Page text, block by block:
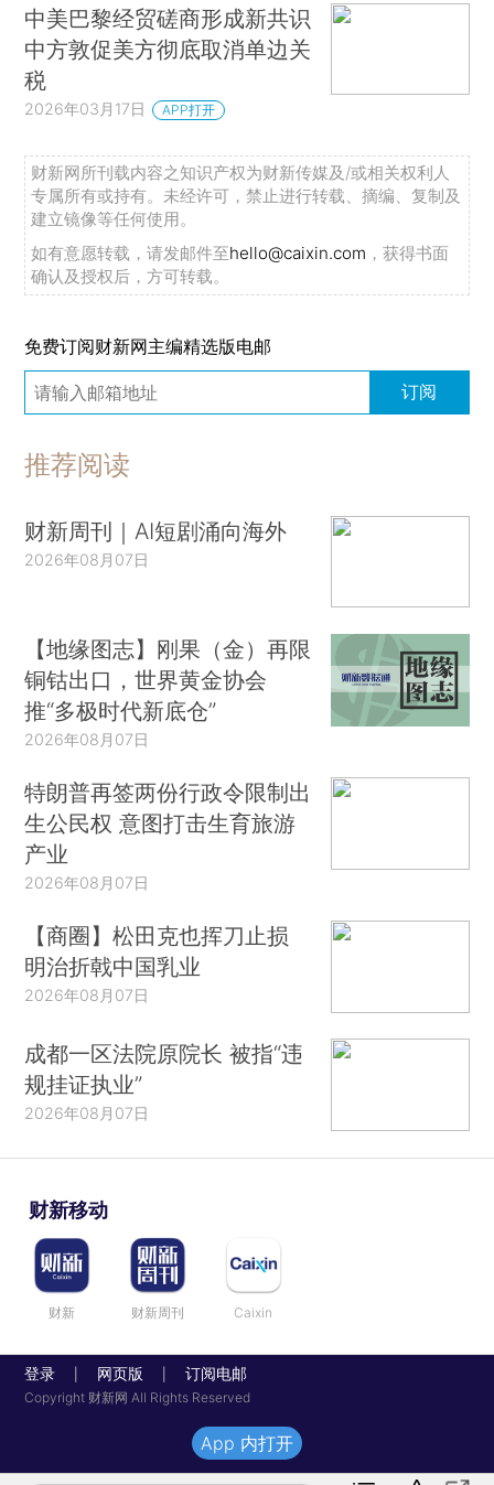
中美巴黎经贸磋商形成新共识
中方敦促美方彻底取消单边关
税
2026年03月17日 APP打开
财新网所刊载内容之知识产权为财新传媒及/或相关权利人
专属所有或持有。未经许可，禁止进行转载、摘编、复制及
建立镜像等任何使用。
如有意愿转载，请发邮件至hello@caixin.com ，获得书面
确认及授权后，方可转载。
免费订阅财新网主编精选版电邮
订阅
推荐阅读
财新周刊｜AI短剧涌向海外
2026年08月07日
【地缘图志】刚果（金）再限
铜钴出口，世界黄金协会
推“多极时代新底仓”
2026年08月07日
特朗普再签两份行政令限制出
生公民权 意图打击生育旅游
产业
2026年08月07日
【商圈】松田克也挥刀止损
明治折戟中国乳业
2026年08月07日
成都一区法院原院长 被指“违
规挂证执业”
2026年08月07日
财新移动
财新 财新周刊 Caixin
登录 网页版 订阅电邮
Copyright 财新网 All Rights Reserved
App 内打开